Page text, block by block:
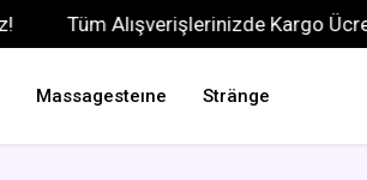
Tüm Alışverişlerinizde Kargo Ücretsiz!
Massagesteıne Stränge